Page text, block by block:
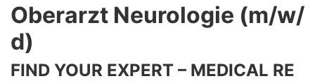
Oberarzt Neurologie (m/w/
d)
FIND YOUR EXPERT – MEDICAL RE